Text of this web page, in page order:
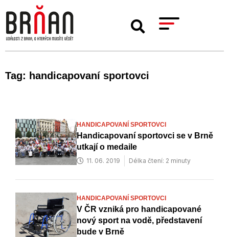
Tag: handicapovaní sportovci
HANDICAPOVANÍ SPORTOVCI
Handicapovaní sportovci se v Brně
utkají o medaile
11. 06. 2019 Délka čtení: 2 minuty
HANDICAPOVANÍ SPORTOVCI
V ČR vzniká pro handicapované
nový sport na vodě, představení
bude v Brně